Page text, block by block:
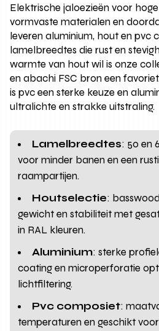
Elektrische jaloezieën voor
vormvaste materialen en
leveren aluminium, hout en pvc
lamelbreedtes die rust en
warmte van hout wil is onze
en abachi FSC bron een
is pvc een sterke keuze en
ultralichte en strakke uitstraling.
Lamelbreedtes: 50 en
voor minder banen en een
raampartijen.
Houtselectie:
gewicht en stabiliteit met
in RAL kleuren.
Aluminium: sterke
coating en microperforatie
lichtfiltering.
Pvc composiet:
temperaturen en geschikt